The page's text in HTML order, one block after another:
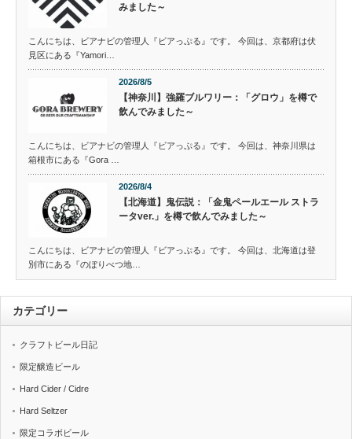
みました～
こんにちは、ビアナビの管理人『ビアっぷる』です。 今回は、京都府は伏
見区にある『Yamori…
2026/8/5
【神奈川】強羅ブルワリー：「グロウ」を樽で
飲んでみました～
こんにちは、ビアナビの管理人『ビアっぷる』です。 今回は、神奈川県は
箱根市にある『Gora …
2026/8/4
【北海道】鬼伝説：「金鬼ペールエール ストラ
ータver.」を樽で飲んでみました～
こんにちは、ビアナビの管理人『ビアっぷる』です。 今回は、北海道は登
別市にある『のぼりべつ地…
カテゴリー
クラフトビール日記
限定醸造ビール
Hard Cider / Cidre
Hard Seltzer
限定コラボビール